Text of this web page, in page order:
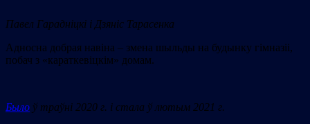
Павел Гарадніцкі і Дзяніс Тарасенка
Адносна добрая навіна – змена шыльды на будынку гімназіі,
побач з «караткевіцкім» домам.
Было ў траўні 2020 г. і стала ў лютым 2021 г.